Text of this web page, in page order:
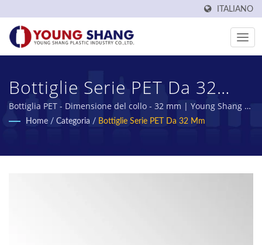
ITALIANO
Bottiglie Serie PET Da 32
Mm | Produttore Di Bottiglie
Taiwan | YOUNG SHANG
PLASTIC INDUSTRY CO., LTD.
Bottiglia PET - Dimensione del collo - 32 mm | Young Shang La
plastica è un produttore di preforme PET e bottiglie PET di
Home / Categoria / Bottiglie Serie PET Da 32 Mm